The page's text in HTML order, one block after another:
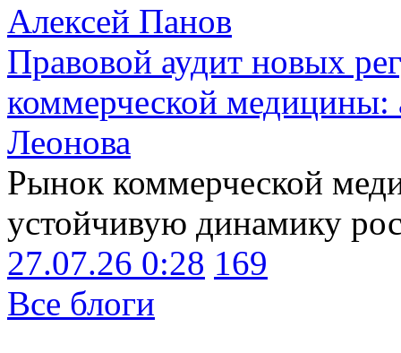
Алексей Панов
Правовой аудит новых
коммерческой медицины:
Леонова
Рынок коммерческой
устойчивую динамику
27.07.26 0:28 169
Все блоги